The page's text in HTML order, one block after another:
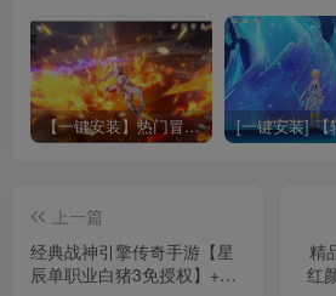
【一键安装】热门冒险策略类游戏崩坏：星穹铁道全新2.3版本一键端+一键代理+一键启动+免虚拟机
上一篇
经典战神引擎传奇手游【星
辰单职业白猪3免授权】+全
精
红